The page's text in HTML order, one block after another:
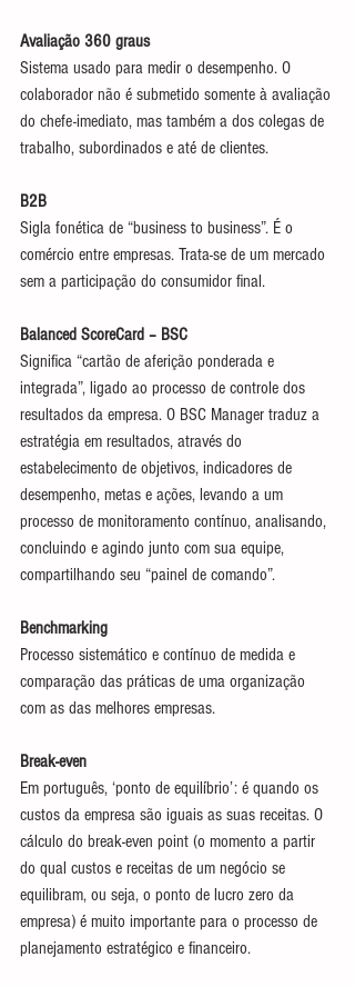
Avaliação 360 graus
Sistema usado para medir o desempenho. O
colaborador não é submetido somente à avaliação
do chefe-imediato, mas também a dos colegas de
trabalho, subordinados e até de clientes.
B2B
Sigla fonética de “business to business”. É o
comércio entre empresas. Trata-se de um mercado
sem a participação do consumidor final.
Balanced ScoreCard – BSC
Significa “cartão de aferição ponderada e
integrada”, ligado ao processo de controle dos
resultados da empresa. O BSC Manager traduz a
estratégia em resultados, através do
estabelecimento de objetivos, indicadores de
desempenho, metas e ações, levando a um
processo de monitoramento contínuo, analisando,
concluindo e agindo junto com sua equipe,
compartilhando seu “painel de comando”.
Benchmarking
Processo sistemático e contínuo de medida e
comparação das práticas de uma organização
com as das melhores empresas.
Break-even
Em português, ‘ponto de equilíbrio’: é quando os
custos da empresa são iguais as suas receitas. O
cálculo do break-even point (o momento a partir
do qual custos e receitas de um negócio se
equilibram, ou seja, o ponto de lucro zero da
empresa) é muito importante para o processo de
planejamento estratégico e financeiro.